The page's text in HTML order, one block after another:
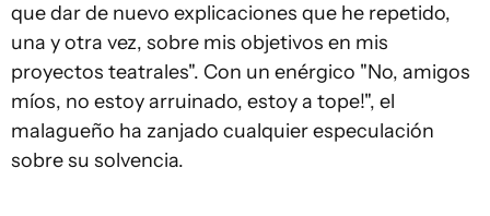
que dar de nuevo explicaciones que he repetido,
una y otra vez, sobre mis objetivos en mis
proyectos teatrales". Con un enérgico "No, amigos
míos, no estoy arruinado, estoy a tope!", el
malagueño ha zanjado cualquier especulación
sobre su solvencia.